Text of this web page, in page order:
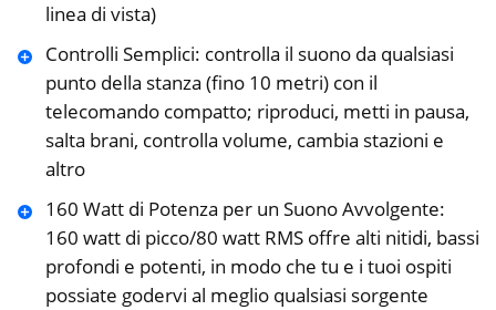
linea ‎di vista)‎
Controlli Semplici: controlla il suono da qualsiasi
punto della stanza (fino 10 metri) con il
‎telecomando compatto; riproduci, metti in pausa,
salta brani, controlla volume, cambia stazioni e
altro
‎160 Watt di Potenza per un Suono Avvolgente:
160 watt di picco/80 ‎watt RMS offre alti nitidi, bassi
profondi e potenti, in modo che tu e i tuoi ospiti
possiate godervi al ‎meglio qualsiasi sorgente